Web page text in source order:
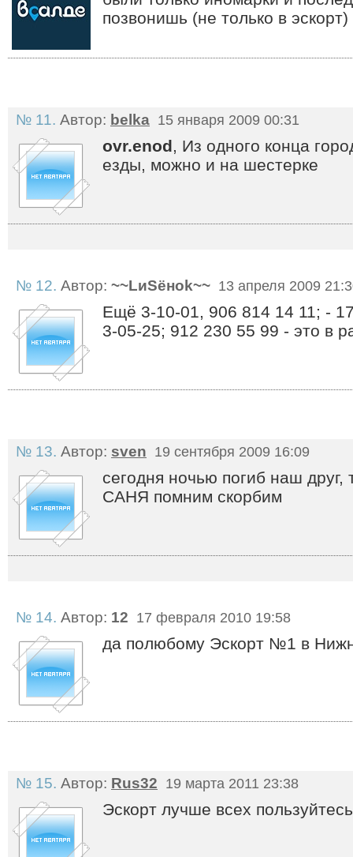
позвонишь (не только в
№ 11. Автор: belka 15 января 2009 00:31
ovr.enod, Из одного конца
езды, можно и на шестерке
№ 12. Автор: ~~LиSёноk~~ 13 апреля 2009
Ещё 3-10-01, 906 814 14 11; -
3-05-25; 912 230 55 99 - это в
№ 13. Автор: sven 19 сентября 2009 16:09
сегодня ночью погиб наш
САНЯ помним скорбим
№ 14. Автор: 12 17 февраля 2010 19:58
да полюбому Эскорт №1 в
№ 15. Автор: Rus32 19 марта 2011 23:38
Эскорт лучше всех